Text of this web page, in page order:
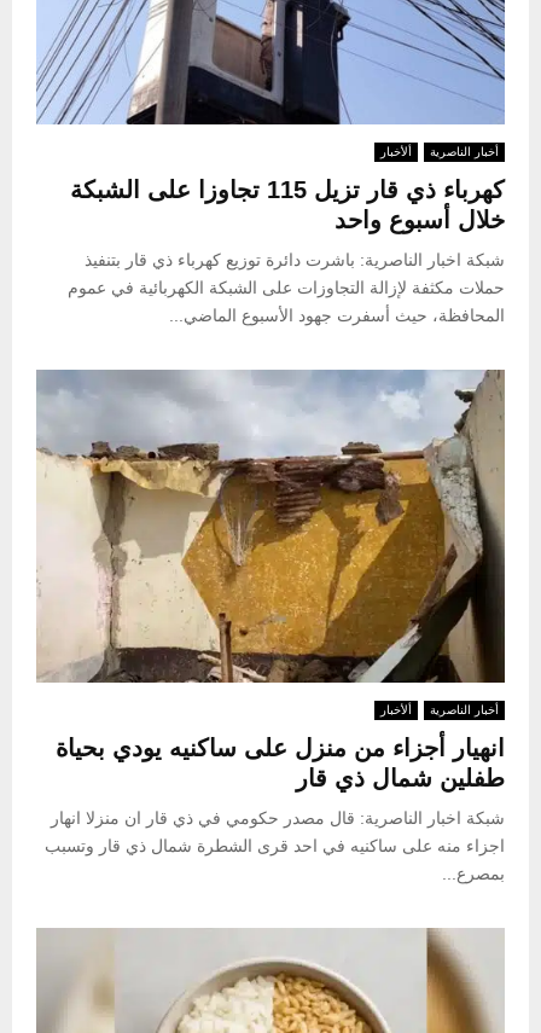
أخبار الناصرية ألأخبار
كهرباء ذي قار تزيل 115 تجاوزا على الشبكة
خلال أسبوع واحد
شبكة اخبار الناصرية: باشرت دائرة توزيع كهرباء ذي قار بتنفيذ
حملات مكثفة لإزالة التجاوزات على الشبكة الكهربائية في عموم
المحافظة، حيث أسفرت جهود الأسبوع الماضي...
أخبار الناصرية ألأخبار
انهيار أجزاء من منزل على ساكنيه يودي بحياة
طفلين شمال ذي قار
شبكة اخبار الناصرية: قال مصدر حكومي في ذي قار ان منزلا انهار
اجزاء منه على ساكنيه في احد قرى الشطرة شمال ذي قار وتسبب
بمصرع...